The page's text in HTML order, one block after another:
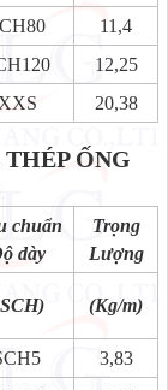
11,4
12,25
XXS 20,38
ỐNG
chuẩn
dày
Trọng
Lượng
(Kg/m)
3,83